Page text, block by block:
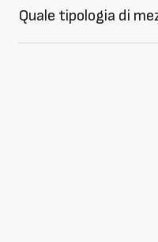
Quale tipologia di